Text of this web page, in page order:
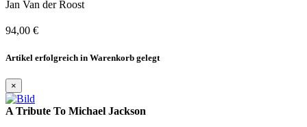
Jan Van der Roost
94,00 €
Artikel erfolgreich in Warenkorb gelegt
×
A Tribute To Michael Jackson